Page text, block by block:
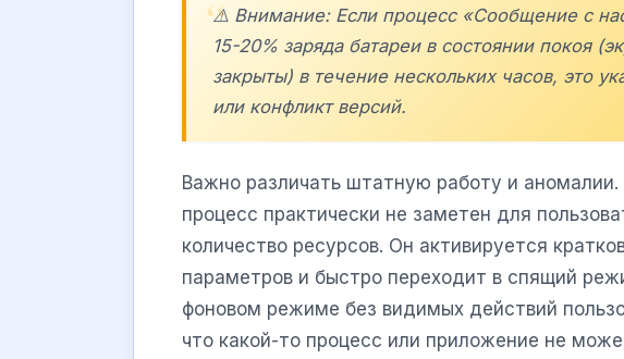
⚠️ Внимание: Если процесс «Сообщение с
15-20% заряда батареи в состоянии покоя
закрыты) в течение нескольких часов, это
или конфликт версий.
Важно различать штатную работу и
процесс практически не заметен для
количество ресурсов. Он активируется
параметров и быстро переходит в спящий
фоновом режиме без видимых действий
что какой-то процесс или приложение не